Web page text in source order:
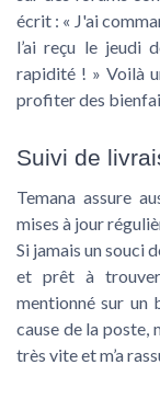
écrit : « J'ai
l’ai reçu le jeudi
rapidité ! » Voilà
profiter des
Suivi de
Temana assure
mises à jour
Si jamais un souci
et prêt à
mentionné sur un
cause de la poste,
très vite et m’a